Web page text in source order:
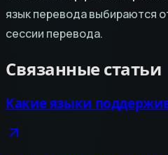
язык перевода выбираются
сессии перевода.
Связанные статьи
Какие языки